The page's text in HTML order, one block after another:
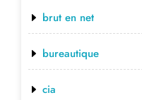
brut en net
bureautique
cia